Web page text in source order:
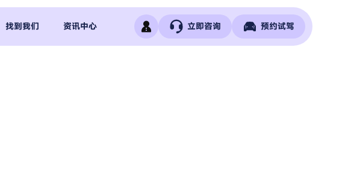
找到我们 资讯中心 立即咨询 预约试驾